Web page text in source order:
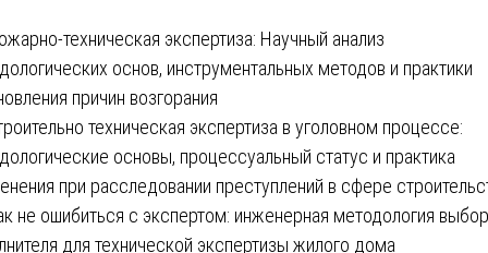
техническая экспертиза: Научный анализ
основ, инструментальных методов и практики
причин возгорания
техническая экспертиза в уголовном процессе:
основы, процессуальный статус и практика
при расследовании преступлений в сфере
не ошибиться с экспертом: инженерная методология
для технической экспертизы жилого дома